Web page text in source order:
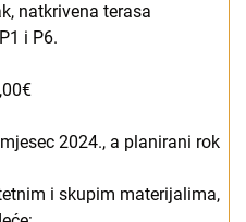
natkrivena terasa
i P6.
2024., a planirani rok
i skupim materijalima,